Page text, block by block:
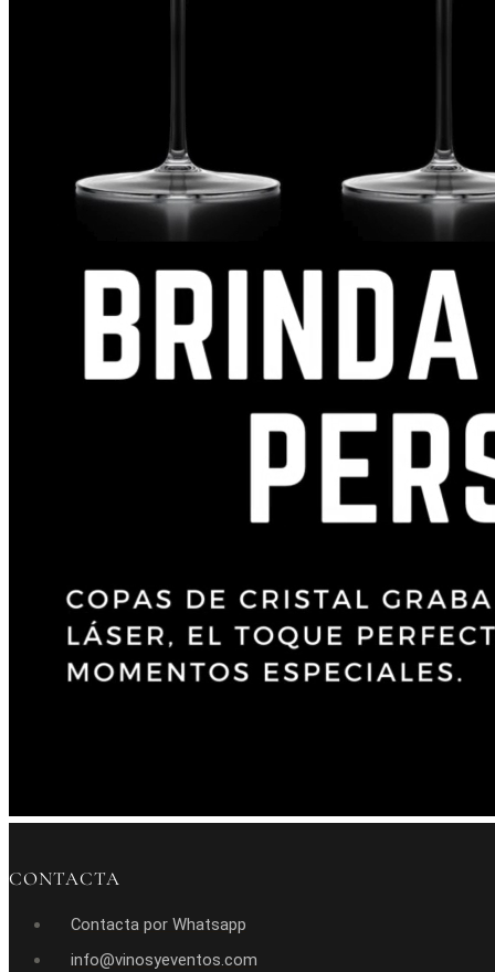
CONTACTA
Contacta por Whatsapp
info@vinosyeventos.com